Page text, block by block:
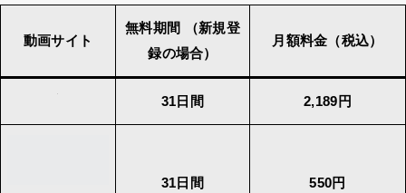
動画サイト
無料期間 （新規登
録の場合）
月額料金（税込）
31日間 2,189円
31日間 550円